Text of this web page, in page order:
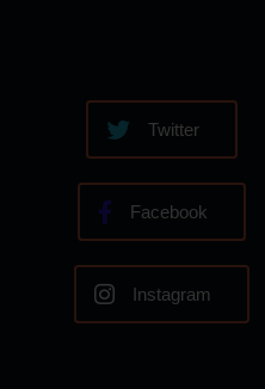
Twitter
Facebook
Instagram